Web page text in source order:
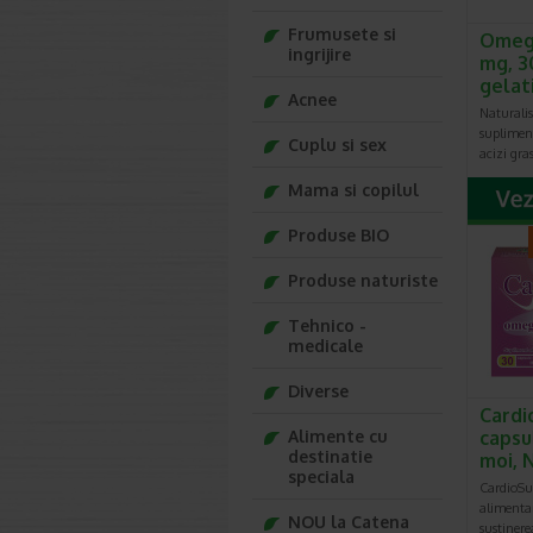
egala
simte
sa se
Pe
prin
Faceti
in loc
mg,
acizi
moi,
Frumusete si
ingrijire
Acnee
Cuplu si sex
Mama si copilul
Produse BIO
Produse naturiste
Tehnico -
medicale
Diverse
Alimente cu
destinatie
speciala
NOU la Catena